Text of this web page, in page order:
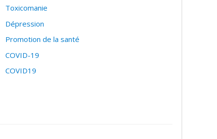
Toxicomanie
Dépression
Promotion de la santé
COVID-19
COVID19